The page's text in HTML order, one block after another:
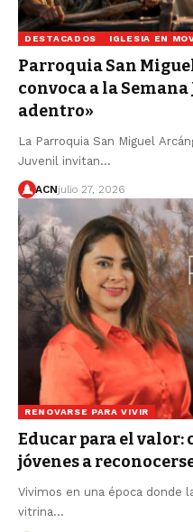
DESTACADOS IGLESIA EN
Parroquia San
convoca a la
adentro»
La Parroquia San Miguel
Juvenil invitan…
ACNjulio 27, 2026
RENOVARSE PARA VIVIR
Educar para el valor:
jóvenes a
Vivimos en una época donde
vitrina…